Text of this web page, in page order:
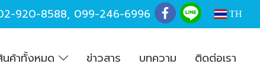
920-8588, 099-246-6996 TH
นค้าทั้งหมด ข่าวสาร บทความ ติดต่อเรา